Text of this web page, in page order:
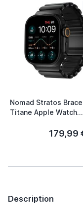
Nomad Stratos
Titane Apple Watch
179,99
Description